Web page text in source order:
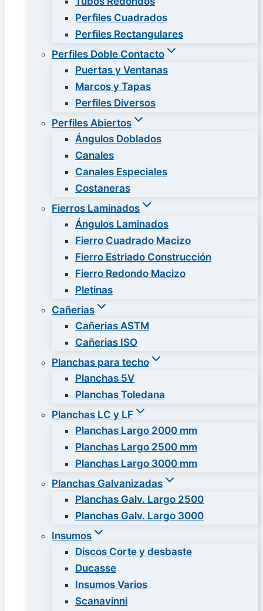
Perfiles Cuadrados
Perfiles Rectangulares
Perfiles Doble Contacto
Puertas y Ventanas
Marcos y Tapas
Perfiles Diversos
Perfiles Abiertos
Ángulos Doblados
Canales
Canales Especiales
Costaneras
Fierros Laminados
Ángulos Laminados
Fierro Cuadrado Macizo
Fierro Estriado Construcción
Fierro Redondo Macizo
Pletinas
Cañerias
Cañerias ASTM
Cañerias ISO
Planchas para techo
Planchas 5V
Planchas Toledana
Planchas LC y LF
Planchas Largo 2000 mm
Planchas Largo 2500 mm
Planchas Largo 3000 mm
Planchas Galvanizadas
Planchas Galv. Largo 2500
Planchas Galv. Largo 3000
Insumos
Discos Corte y desbaste
Ducasse
Insumos Varios
Scanavinni